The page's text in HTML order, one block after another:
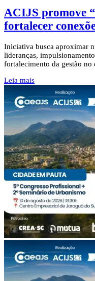
ACIJS promove
fortalecer
Iniciativa busca aproximar
lideranças,
fortalecimento da gestão no
Leia mais